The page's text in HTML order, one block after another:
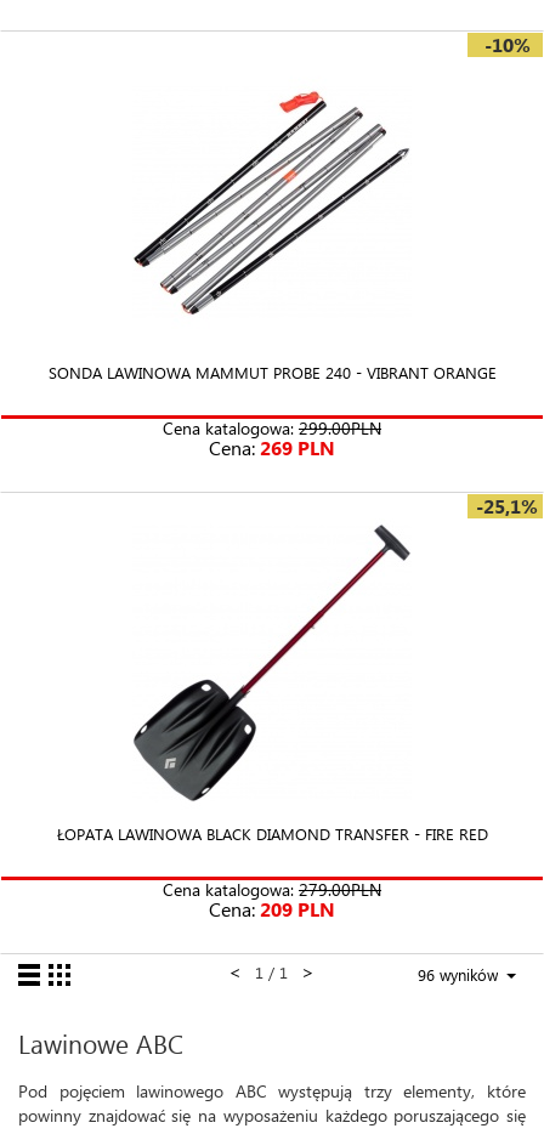
-10%
SONDA LAWINOWA MAMMUT PROBE 240 - VIBRANT ORANGE
Cena katalogowa: 299.00PLN
Cena:269 PLN
-25,1%
ŁOPATA LAWINOWA BLACK DIAMOND TRANSFER - FIRE RED
Cena katalogowa: 279.00PLN
Cena:209 PLN
< 1 / 1 > 96 wyników
Lawinowe ABC
Pod pojęciem lawinowego ABC występują trzy elementy, które
powinny znajdować się na wyposażeniu każdego poruszającego się